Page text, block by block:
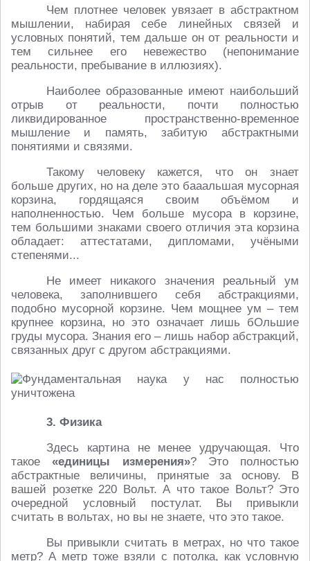
Чем плотнее человек увязает в абстрактном
мышлении, набирая себе линейных связей и
условных понятий, тем дальше он от реальности и
тем сильнее его невежество (непонимание
реальности, пребывание в иллюзиях).
Наиболее образованные имеют наибольший
отрыв от реальности, почти полностью
ликвидированное пространственно-временное
мышление и память, забитую абстрактными
понятиями и связями.
Такому человеку кажется, что он знает
больше других, но на деле это бааальшая мусорная
корзина, гордящаяся своим объёмом и
наполненностью. Чем больше мусора в корзине,
тем большими знаками своего отличия эта корзина
обладает: аттестатами, дипломами, учёными
степенями...
Не имеет никакого значения реальный ум
человека, заполнившего себя абстракциями,
подобно мусорной корзине. Чем мощнее ум – тем
крупнее корзина, но это означает лишь бОльшие
груды мусора. Знания его – лишь набор абстракций,
связанных друг с другом абстракциями.
3. Физика
Здесь картина не менее удручающая. Что
такое«единицы измерения»? Это полностью
абстрактные величины, принятые за основу. В
вашей розетке 220 Вольт. А что такое Вольт? Это
очередной условный постулат. Вы привыкли
считать в вольтах, но вы не знаете, что это такое.
Вы привыкли считать в метрах, но что такое
метр? А метр тоже взяли с потолка, как условную